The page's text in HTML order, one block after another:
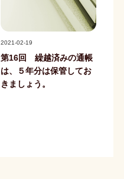
2021-02-19
第16回 繰越済みの通帳
は、５年分は保管してお
きましょう。